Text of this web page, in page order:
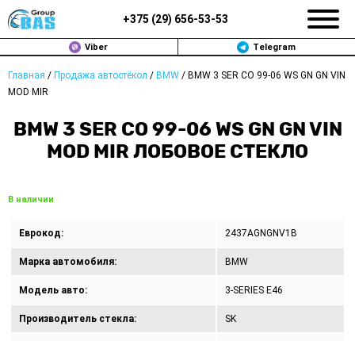
+375 (29) 656-53-53
Viber Telegram
Главная / Продажа автостёкол / BMW / BMW 3 SER CO 99-06 WS GN GN VIN
MOD MIR
BMW 3 SER CO 99-06 WS GN GN VIN
MOD MIR ЛОБОВОЕ СТЕКЛО
В наличии
Еврокод: 2437AGNGNV1B
Марка автомобиля: BMW
Модель авто: 3-SERIES E46
Производитель стекла: SK
ЗАМЕНА АВТОСТЕКОЛ В МИНСКЕ
ПРОДАЖА АВТОСТЁКОЛ
РЕМОНТ
ДОП. УСЛУГИ
ВОПРОС-ОТВЕТ
КОНТАКТЫ